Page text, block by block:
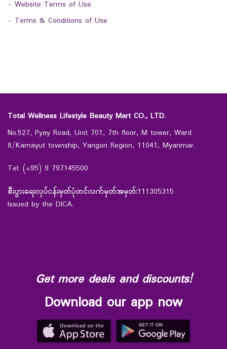
- Website Terms of Use
- Terms & Conditions of Use
Total Wellness Lifestyle Beauty Mart CO., LTD.
No.527, Pyay Road, Unit 701, 7th floor, M tower, Ward
8/Kamayut township, Yangon Region, 11041, Myanmar.
Tel: (+95) 9 797145500
စီးပွားရေးလုပ်ငန်းမှတ်ပုံတင်လက်မှတ်အမှတ်:111305315
Issued by the DICA.
Get more deals and discounts!
Download our app now